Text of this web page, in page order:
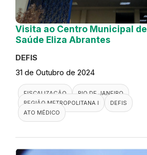
Visita ao Centro Municipal de
Saúde Eliza Abrantes
DEFIS
31 de Outubro de 2024
FISCALIZAÇÃO
RIO DE JANEIRO
REGIÃO METROPOLITANA I
DEFIS
ATO MÉDICO